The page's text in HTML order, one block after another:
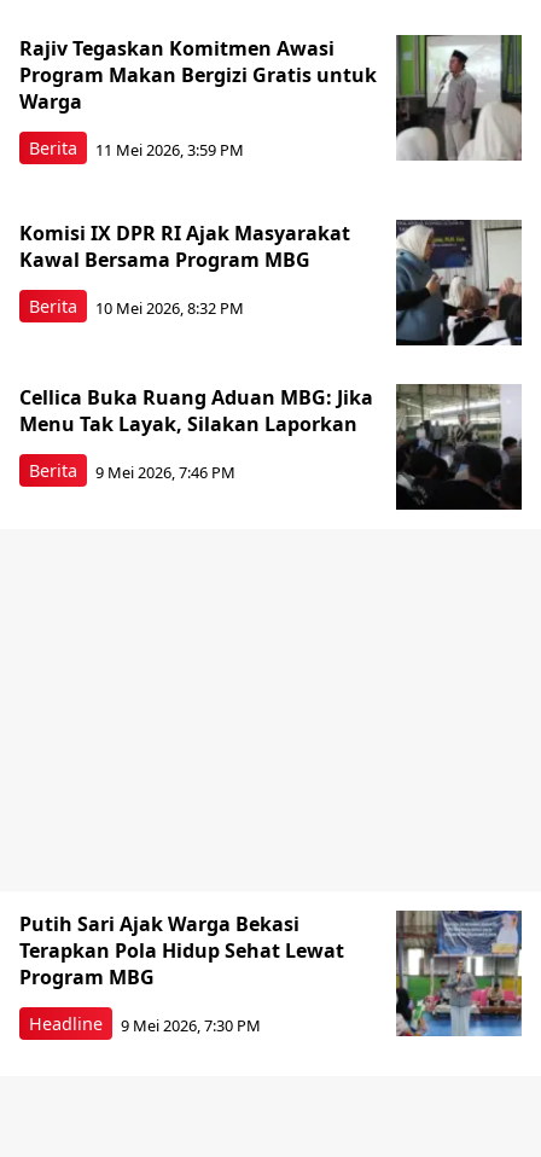
Berita
Rajiv Tegaskan Komitmen Awasi
Program Makan Bergizi Gratis untuk
Warga
11 Mei 2026, 3:59 PM
Berita
Komisi IX DPR RI Ajak Masyarakat
Kawal Bersama Program MBG
10 Mei 2026, 8:32 PM
Berita
Cellica Buka Ruang Aduan MBG: Jika
Menu Tak Layak, Silakan Laporkan
9 Mei 2026, 7:46 PM
Headline
Putih Sari Ajak Warga Bekasi
Terapkan Pola Hidup Sehat Lewat
Program MBG
9 Mei 2026, 7:30 PM